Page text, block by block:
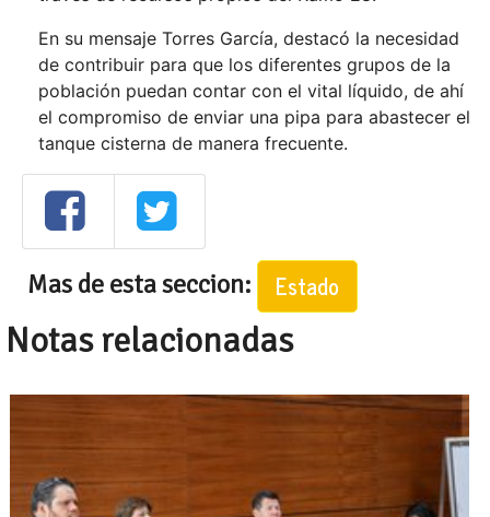
En su mensaje Torres García, destacó la necesidad
de contribuir para que los diferentes grupos de la
población puedan contar con el vital líquido, de ahí
el compromiso de enviar una pipa para abastecer el
tanque cisterna de manera frecuente.
Mas de esta seccion: Estado
Notas relacionadas